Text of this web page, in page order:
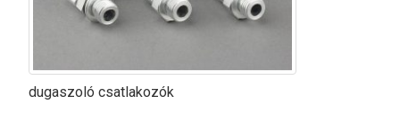
dugaszoló csatlakozók